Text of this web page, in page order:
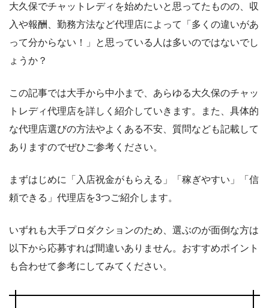
大久保でチャットレディを始めたいと思ってたものの、収
入や報酬、勤務方法など代理店によって「多くの違いがあ
って分からない！」と思っている人は多いのではないでし
ょうか？
この記事では大手から中小まで、あらゆる大久保のチャッ
トレディ代理店を詳しく紹介していきます。また、具体的
な代理店選びの方法やよくある不安、質問なども記載して
ありますのでぜひご参考ください。
まずはじめに「入店祝金がもらえる」「稼ぎやすい」「信
頼できる」代理店を3つご紹介します。
いずれも大手プロダクションのため、選ぶのが面倒な方は
以下から応募すれば間違いありません。おすすめポイント
も合わせて参考にしてみてください。